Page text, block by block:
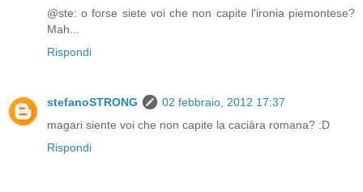
@ste: o forse siete voi che non capite l'ironia piemontese?
Mah...
Rispondi
stefanoSTRONG
02 febbraio, 2012 17:37
magari siente voi che non capite la caciàra romana? :D
Rispondi